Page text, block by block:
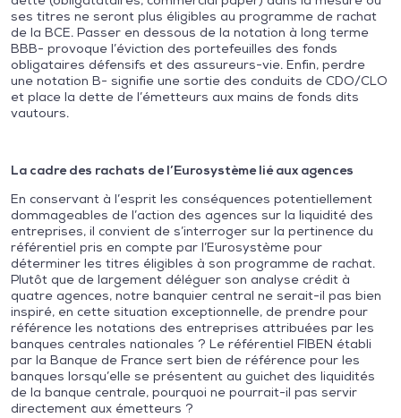
ses titres ne seront plus éligibles au programme de rachat
de la BCE. Passer en dessous de la notation à long terme
BBB- provoque l’éviction des portefeuilles des fonds
obligataires défensifs et des assureurs-vie. Enfin, perdre
une notation B- signifie une sortie des conduits de CDO/CLO
et place la dette de l’émetteurs aux mains de fonds dits
vautours.
La cadre des rachats de l’Eurosystème lié aux agences
En conservant à l’esprit les conséquences potentiellement
dommageables de l’action des agences sur la liquidité des
entreprises, il convient de s’interroger sur la pertinence du
référentiel pris en compte par l’Eurosystème pour
déterminer les titres éligibles à son programme de rachat.
Plutôt que de largement déléguer son analyse crédit à
quatre agences, notre banquier central ne serait-il pas bien
inspiré, en cette situation exceptionnelle, de prendre pour
référence les notations des entreprises attribuées par les
banques centrales nationales ? Le référentiel FIBEN établi
par la Banque de France sert bien de référence pour les
banques lorsqu’elle se présentent au guichet des liquidités
de la banque centrale, pourquoi ne pourrait-il pas servir
directement aux émetteurs ?